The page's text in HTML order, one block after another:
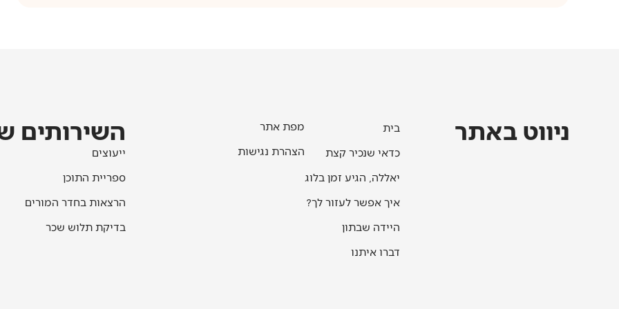
ניווט באתר
בית
כדאי שנכיר קצת
יאללה, הגיע זמן בלוג
איך אפשר לעזור לך?
היידה שבתון
דברו איתנו
מפת אתר
הצהרת נגישות
השירותים
ייעוצים
ספריית התוכן
הרצאות בחדר המורים
בדיקת תלוש שכר